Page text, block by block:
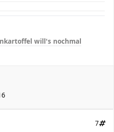
will's nochmal
7